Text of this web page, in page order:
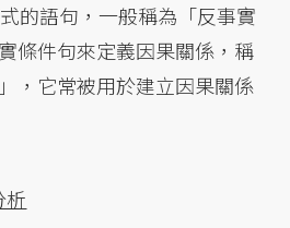
的語句，一般稱為「反事實
條件句來定義因果關係，稱
，它常被用於建立因果關係
析